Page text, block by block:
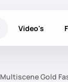
Video's
Multiscene Gold